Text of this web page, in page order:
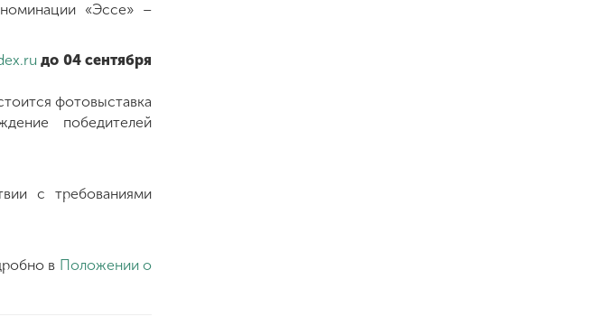
«Эссе» –
до 04 сентября
фотовыставка
победителей
с требованиями
в Положении о